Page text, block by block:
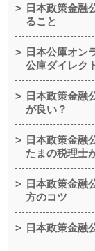
日本政策金融
ること
日本公庫オン
公庫ダイレク
日本政策金融
が良い？
日本政策金融
たまの税理士
日本政策金融
方のコツ
日本政策金融